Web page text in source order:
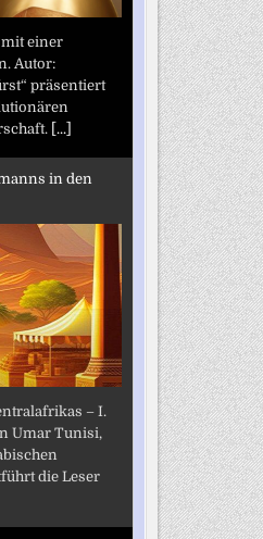
einer
Autor:
präsentiert
[...]
in den
– I.
Umar Tunisi,
die Leser